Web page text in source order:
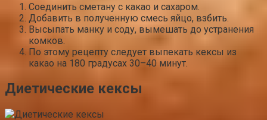
Соединить сметану с какао и сахаром.
Добавить в полученную смесь яйцо, взбить.
Высыпать манку и соду, вымешать до устранения
комков.
По этому рецепту следует выпекать кексы из
какао на 180 градусах 30–40 минут.
Диетические кексы